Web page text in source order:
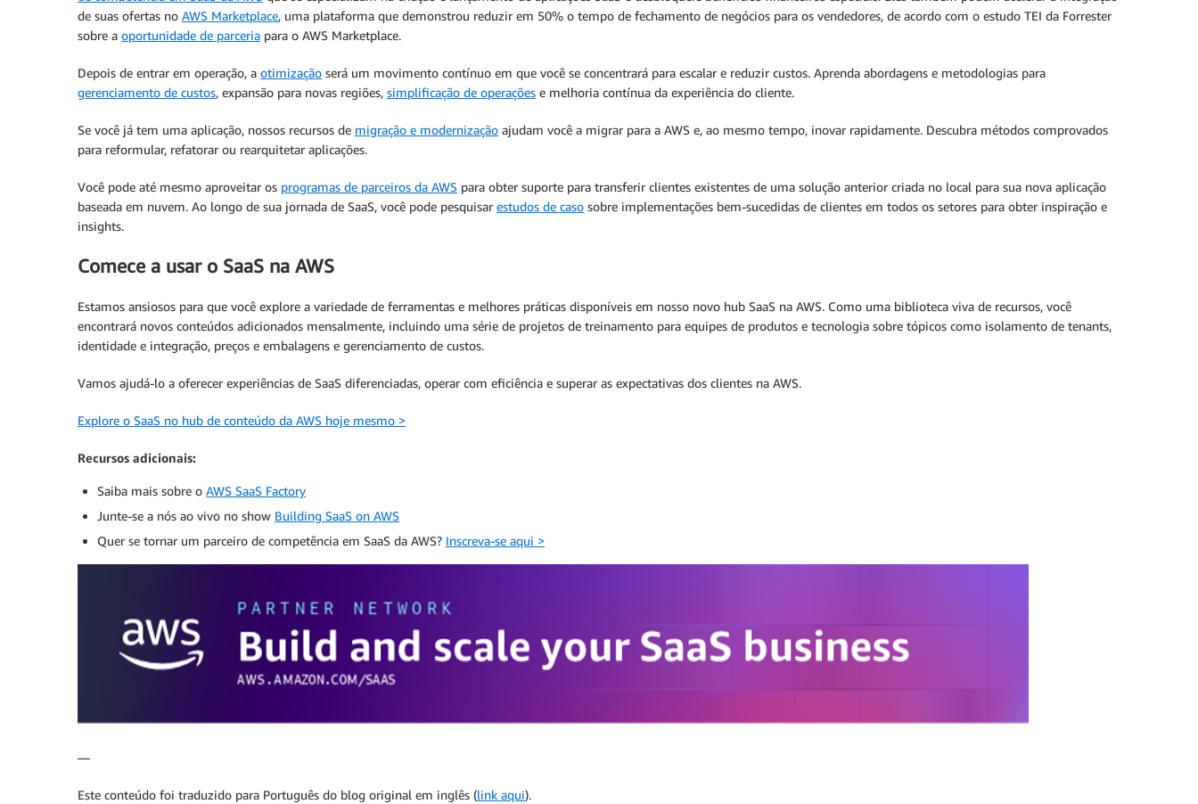
de suas ofertas no AWS Marketplace, uma plataforma que demonstrou reduzir em 50% o tempo de fechamento de negócios para os vendedores, de acordo com o estudo TEI da Forrester
sobre a oportunidade de parceria para o AWS Marketplace.
Depois de entrar em operação, a otimização será um movimento contínuo em que você se concentrará para escalar e reduzir custos. Aprenda abordagens e metodologias para
gerenciamento de custos, expansão para novas regiões, simplificação de operações e melhoria contínua da experiência do cliente.
Se você já tem uma aplicação, nossos recursos de migração e modernização ajudam você a migrar para a AWS e, ao mesmo tempo, inovar rapidamente. Descubra métodos comprovados
para reformular, refatorar ou rearquitetar aplicações.
Você pode até mesmo aproveitar os programas de parceiros da AWS para obter suporte para transferir clientes existentes de uma solução anterior criada no local para sua nova aplicação
baseada em nuvem. Ao longo de sua jornada de SaaS, você pode pesquisar estudos de caso sobre implementações bem-sucedidas de clientes em todos os setores para obter inspiração e
insights.
Comece a usar o SaaS na AWS
Estamos ansiosos para que você explore a variedade de ferramentas e melhores práticas disponíveis em nosso novo hub SaaS na AWS. Como uma biblioteca viva de recursos, você
encontrará novos conteúdos adicionados mensalmente, incluindo uma série de projetos de treinamento para equipes de produtos e tecnologia sobre tópicos como isolamento de tenants,
identidade e integração, preços e embalagens e gerenciamento de custos.
Vamos ajudá-lo a oferecer experiências de SaaS diferenciadas, operar com eficiência e superar as expectativas dos clientes na AWS.
Explore o SaaS no hub de conteúdo da AWS hoje mesmo >
Recursos adicionais:
Saiba mais sobre o AWS SaaS Factory
Junte-se a nós ao vivo no show Building SaaS on AWS
Quer se tornar um parceiro de competência em SaaS da AWS? Inscreva-se aqui >
—
Este conteúdo foi traduzido para Português do blog original em inglês (link aqui).